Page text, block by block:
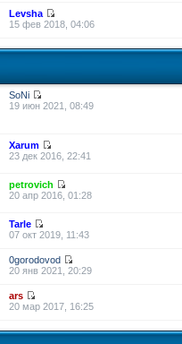
Levsha
15 фев 2018, 04:06
SoNi
19 июн 2021, 08:49
Xarum
23 дек 2016, 22:41
petrovich
20 апр 2016, 01:28
Tarle
07 окт 2019, 11:43
0gorodovod
20 янв 2021, 20:29
ars
20 мар 2017, 16:25